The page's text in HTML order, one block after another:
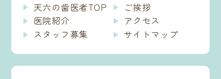
天六の歯医者TOP
ご挨拶
医院紹介
アクセス
スタッフ募集
サイトマップ